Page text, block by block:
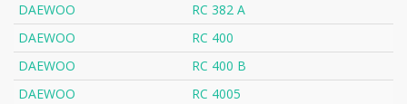
DAEWOO
RC 382 A
DAEWOO
RC 400
DAEWOO
RC 400 B
DAEWOO
RC 4005